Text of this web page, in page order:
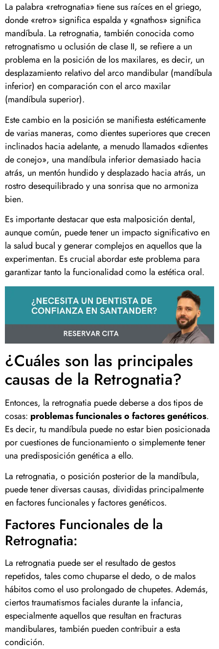
La palabra «retrognatia» tiene sus raíces en el griego,
donde «retro» significa espalda y «gnathos» significa
mandíbula. La retrognatia, también conocida como
retrognatismo u oclusión de clase II, se refiere a un
problema en la posición de los maxilares, es decir, un
desplazamiento relativo del arco mandibular (mandíbula
inferior) en comparación con el arco maxilar
(mandíbula superior).
Este cambio en la posición se manifiesta estéticamente
de varias maneras, como dientes superiores que crecen
inclinados hacia adelante, a menudo llamados «dientes
de conejo», una mandíbula inferior demasiado hacia
atrás, un mentón hundido y desplazado hacia atrás, un
rostro desequilibrado y una sonrisa que no armoniza
bien.
Es importante destacar que esta malposición dental,
aunque común, puede tener un impacto significativo en
la salud bucal y generar complejos en aquellos que la
experimentan. Es crucial abordar este problema para
garantizar tanto la funcionalidad como la estética oral.
¿Cuáles son las principales
causas de la Retrognatia?
Entonces, la retrognatia puede deberse a dos tipos de
cosas: problemas funcionales o factores genéticos.
Es decir, tu mandíbula puede no estar bien posicionada
por cuestiones de funcionamiento o simplemente tener
una predisposición genética a ello.
La retrognatia, o posición posterior de la mandíbula,
puede tener diversas causas, divididas principalmente
en factores funcionales y factores genéticos.
Factores Funcionales de la
Retrognatia:
La retrognatia puede ser el resultado de gestos
repetidos, tales como chuparse el dedo, o de malos
hábitos como el uso prolongado de chupetes. Además,
ciertos traumatismos faciales durante la infancia,
especialmente aquellos que resultan en fracturas
mandibulares, también pueden contribuir a esta
condición.